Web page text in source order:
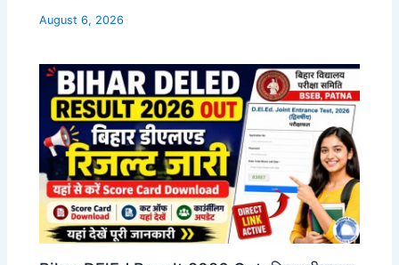
August 6, 2026